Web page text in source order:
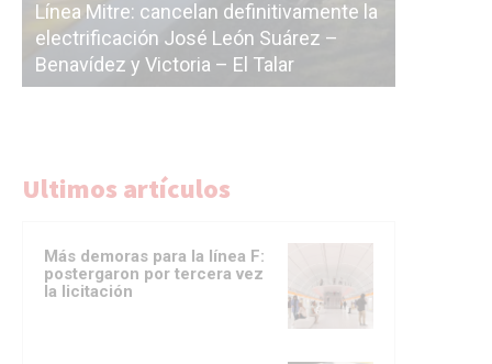
la
Suárez –
Talar
La Ciudad vuelve a postergar la
licitación de la línea F
Ultimos artículos
Más demoras para la línea F:
postergaron por tercera vez
la licitación